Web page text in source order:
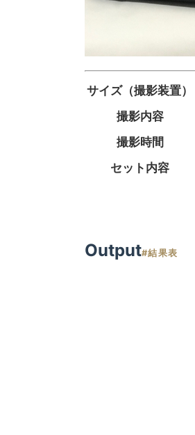
サイズ（撮影装置）
撮影内容
撮影時間
セット内容
Output#結果表